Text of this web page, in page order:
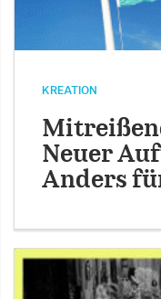
KREATION
Neuer
Anders